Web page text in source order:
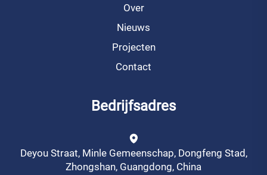
Over
Nieuws
Projecten
Contact
Bedrijfsadres
Deyou Straat, Minle Gemeenschap, Dongfeng Stad,
Zhongshan, Guangdong, China